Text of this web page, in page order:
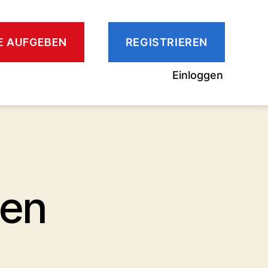
AUFGEBEN REGISTRIEREN
Einloggen